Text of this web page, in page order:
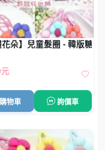
花朵】兒童髮圈 - 韓版糖果
物車 詢價車